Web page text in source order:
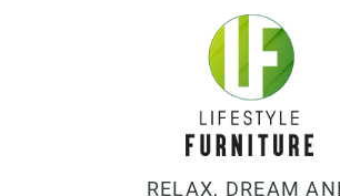
RELAX, DREAM